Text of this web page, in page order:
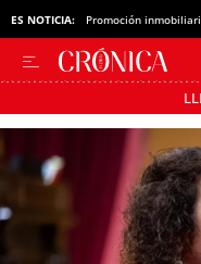
ES NOTICIA: Promoción
Pásate